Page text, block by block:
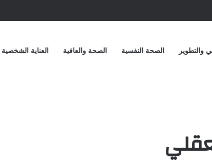
والتطوير الصحة النفسية الصحة والعافية العناية الشخصية